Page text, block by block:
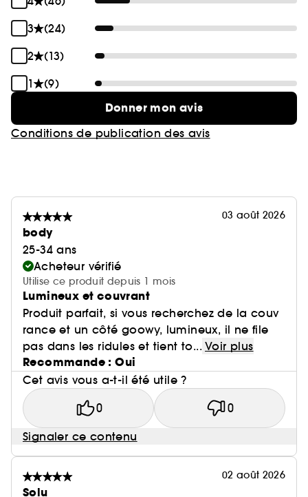
appliquant le correcteur au-dessus du fond de
teint, puis en faisant rouler un coton-tige sur la
zone à corriger de manière a éliminer et à unifier
l'excès de couleur.
3
(24)
2
(13)
1
(9)
Donner mon avis
Conditions de publication des avis
03 août 2026
body
25-34 ans
Acheteur vérifié
Utilise ce produit depuis 1 mois
Lumineux et couvrant
Produit parfait, si vous recherchez de la couv
rance et un côté goowy, lumineux, il ne file
pas dans les ridules et tient to... Voir plus
Recommande : Oui
Cet avis vous a-t-il été utile ?
0 0
Signaler ce contenu
02 août 2026
Solu